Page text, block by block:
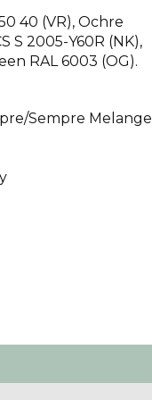
40 (VR), Ochre
S 2005-Y60R (NK),
RAL 6003 (OG).
Sempre Melange